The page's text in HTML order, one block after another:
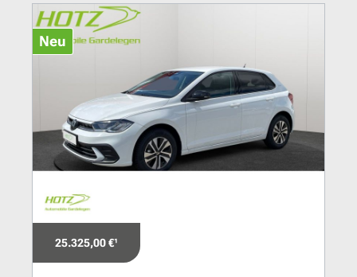
Neu
25.325,00 €¹